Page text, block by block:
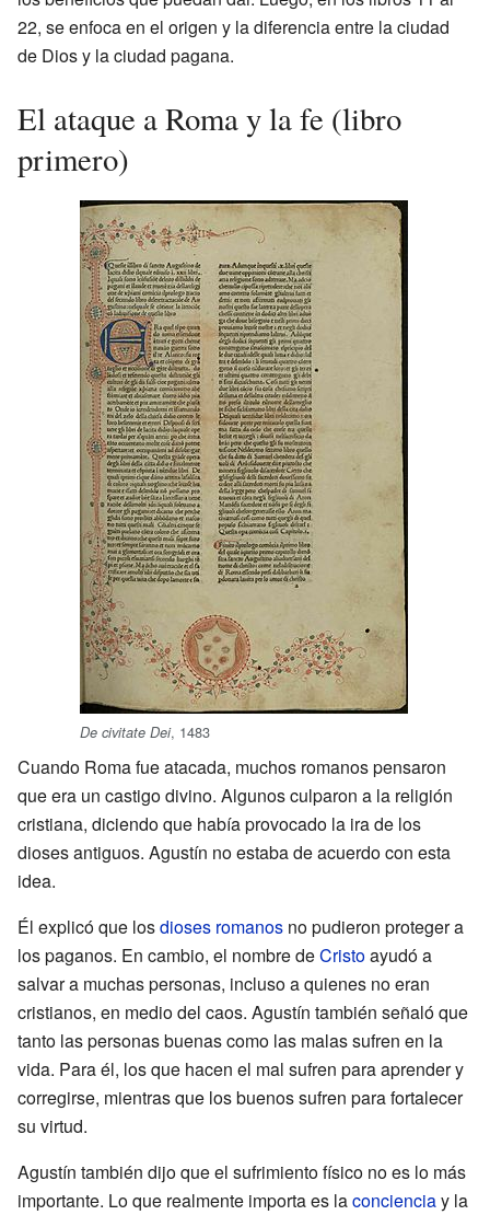
22, se enfoca en el origen y la diferencia entre la ciudad
de Dios y la ciudad pagana.
El ataque a Roma y la fe (libro
primero)
De civitate Dei, 1483
Cuando Roma fue atacada, muchos romanos pensaron
que era un castigo divino. Algunos culparon a la religión
cristiana, diciendo que había provocado la ira de los
dioses antiguos. Agustín no estaba de acuerdo con esta
idea.
Él explicó que losdioses romanos no pudieron proteger a
los paganos. En cambio, el nombre deCristoayudó a
salvar a muchas personas, incluso a quienes no eran
cristianos, en medio del caos. Agustín también señaló que
tanto las personas buenas como las malas sufren en la
vida. Para él, los que hacen el mal sufren para aprender y
corregirse, mientras que los buenos sufren para fortalecer
su virtud.
Agustín también dijo que el sufrimiento físico no es lo más
importante. Lo que realmente importa es laconcienciay la